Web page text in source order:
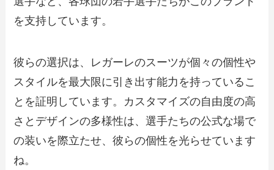
を支持しています。
彼らの選択は、レガーレのスーツが個々の個性や
スタイルを最大限に引き出す能力を持っているこ
とを証明しています。カスタマイズの自由度の高
さとデザインの多様性は、選手たちの公式な場で
の装いを際立たせ、彼らの個性を光らせています
ね。